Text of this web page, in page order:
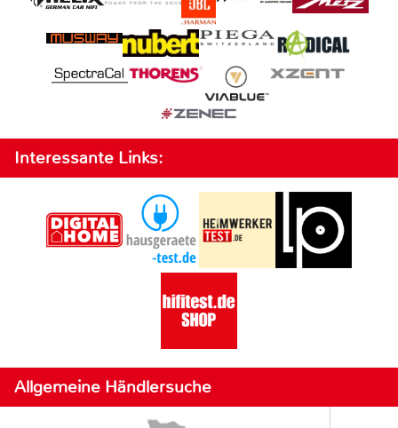
Interessante Links:
Allgemeine Händlersuche